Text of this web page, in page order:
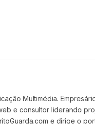
Multimédia.
e consultor liderando
e dirige o